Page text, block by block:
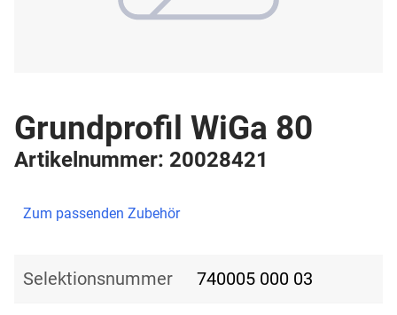
Grundprofil WiGa 80
Artikelnummer: 20028421
Zum passenden Zubehör
Selektionsnummer 740005 000 03